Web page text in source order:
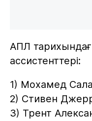
АПЛ
ассистенттері:
1) Мохамед
2) Стивен
3) Трент